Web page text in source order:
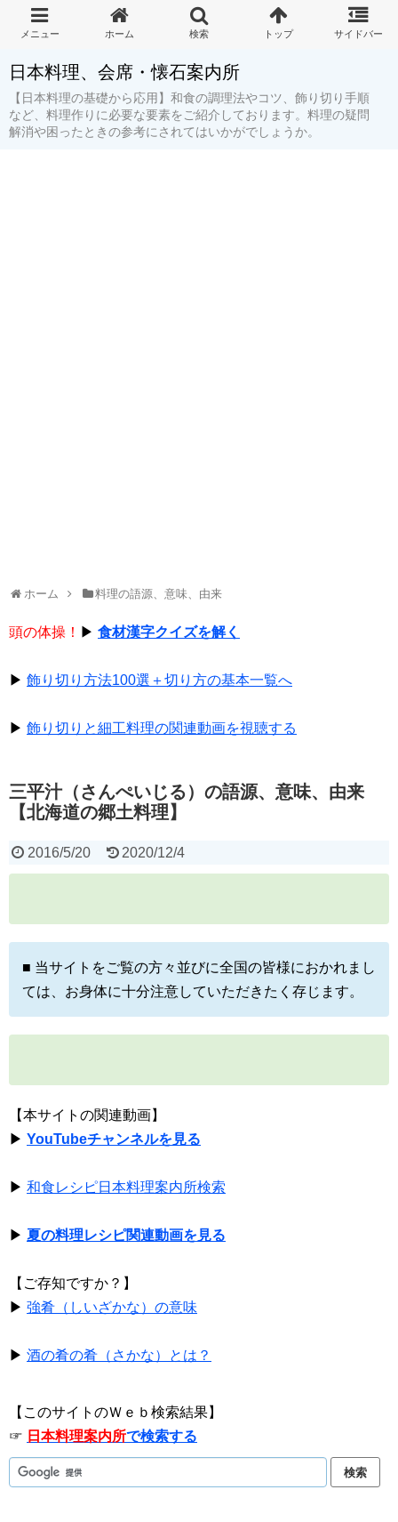
日本料理、会席・懐石案内所
【日本料理の基礎から応用】和食の調理法やコツ、飾り切り手順
など、料理作りに必要な要素をご紹介しております。料理の疑問
解消や困ったときの参考にされてはいかがでしょうか。
ホーム 料理の語源、意味、由来
頭の体操！ ▶ 食材漢字クイズを解く
▶ 飾り切り方法100選＋切り方の基本一覧へ
▶ 飾り切りと細工料理の関連動画を視聴する
三平汁（さんぺいじる）の語源、意味、由来
【北海道の郷土料理】
2016/5/20 2020/12/4
■ 当サイトをご覧の方々並びに全国の皆様におかれまし
ては、お身体に十分注意していただきたく存じます。
【本サイトの関連動画】
▶ YouTubeチャンネルを見る
▶ 和食レシピ日本料理案内所検索
▶ 夏の料理レシピ関連動画を見る
【ご存知ですか？】
▶ 強肴（しいざかな）の意味
▶ 酒の肴の肴（さかな）とは？
【このサイトのＷｅｂ検索結果】
☞ 日本料理案内所で検索する